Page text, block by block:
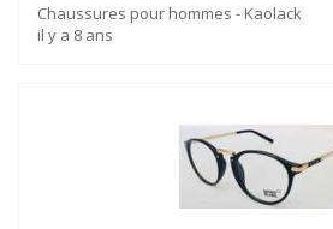
Chaussures pour hommes - Kaolack
il y a 8 ans